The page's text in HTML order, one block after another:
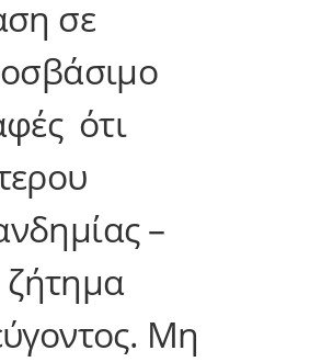
σε
ότι
–
ζήτημα
Μη